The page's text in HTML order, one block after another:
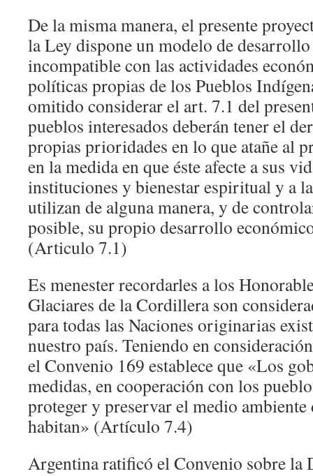
De la misma manera, el presente
la Ley dispone un modelo de
incompatible con las actividades
políticas propias de los Pueblos
omitido considerar el art. 7.1 del
pueblos interesados deberán tener el
propias prioridades en lo que atañe al
en la medida en que éste afecte a sus
instituciones y bienestar espiritual y a
utilizan de alguna manera, y de
posible, su propio desarrollo
(Articulo 7.1)
Es menester recordarles a los
Glaciares de la Cordillera son
para todas las Naciones originarias
nuestro país. Teniendo en
el Convenio 169 establece que «Los
medidas, en cooperación con los
proteger y preservar el medio
habitan» (Artículo 7.4)
Argentina ratificó el Convenio sobre la